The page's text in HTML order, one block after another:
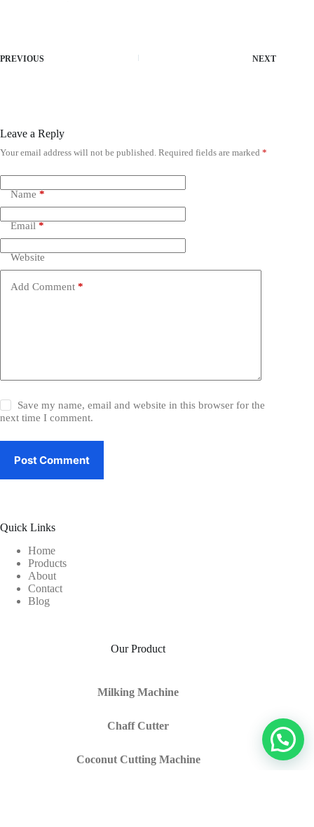
PREVIOUS NEXT
Leave a Reply
Your email address will not be published. Required fields are marked *
Name *
Email *
Website
Add Comment *
Save my name, email and website in this browser for the
next time I comment.
Post Comment
Quick Links
Home
Products
About
Contact
Blog
Our Product
Milking Machine
Chaff Cutter
Coconut Cutting Machine